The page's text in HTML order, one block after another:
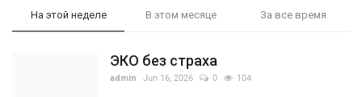
На этой неделе В этом месяце За все время
ЭКО без страха
admin Jun 16, 2026 0 104